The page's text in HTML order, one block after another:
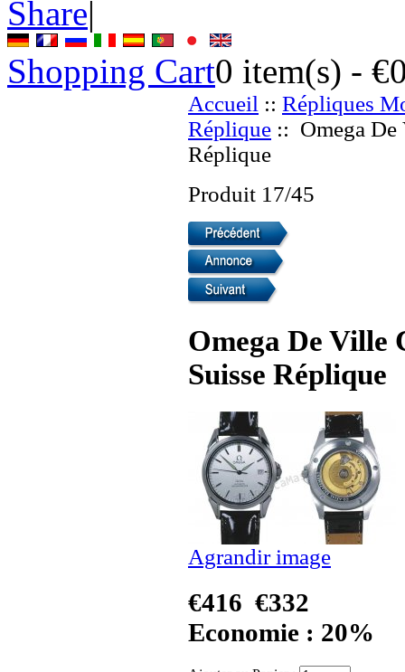
Share|
Shopping Cart0 item(s) -
Accueil :: Répliques
Réplique :: Omega De
Réplique
Produit 17/45
Omega De Ville
Suisse Réplique
Agrandir image
€416 €332
Economie : 20%